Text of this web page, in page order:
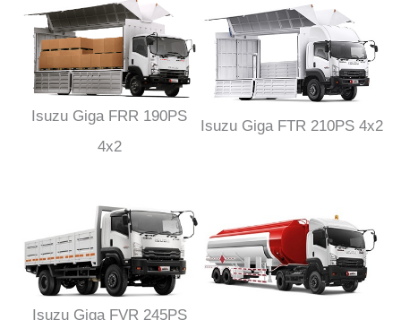
Isuzu Giga FRR 190PS
4x2
Isuzu Giga FTR 210PS 4x2
Isuzu Giga FVR 245PS